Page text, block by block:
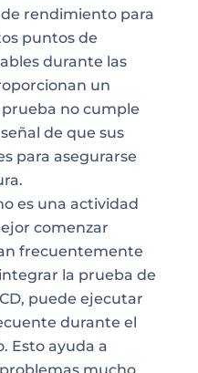
rendimiento para
puntos de
durante las
un
no cumple
de que sus
para asegurarse
es una actividad
comenzar
frecuentemente
la prueba de
puede ejecutar
durante el
Esto ayuda a